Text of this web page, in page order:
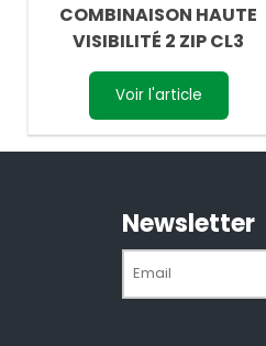
COMBINAISON HAUTE
VISIBILITÉ 2 ZIP CL3
Voir l'article
Newsletter